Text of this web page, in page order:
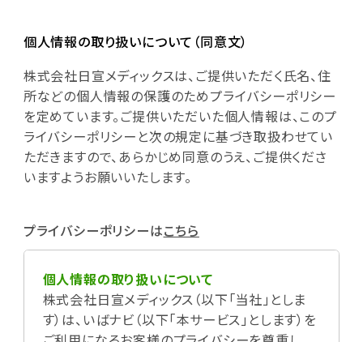
個人情報の取り扱いについて（同意文）
株式会社日宣メディックスは、ご提供いただく氏名、住
所などの個人情報の保護のためプライバシーポリシー
を定めています。ご提供いただいた個人情報は、このプ
ライバシーポリシーと次の規定に基づき取扱わせてい
ただきますので、あらかじめ同意のうえ、ご提供くださ
いますようお願いいたします。
プライバシーポリシーはこちら
個人情報の取り扱いについて
株式会社日宣メディックス（以下「当社」としま
す）は、いばナビ（以下「本サービス」とします）を